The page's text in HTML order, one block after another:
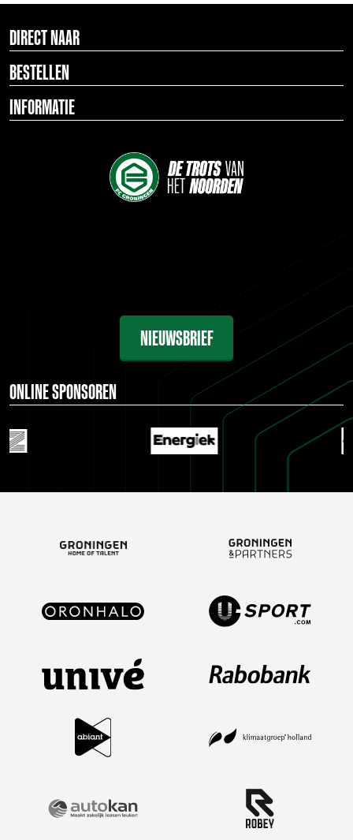
DIRECT NAAR
BESTELLEN
INFORMATIE
NIEUWSBRIEF
ONLINE SPONSOREN